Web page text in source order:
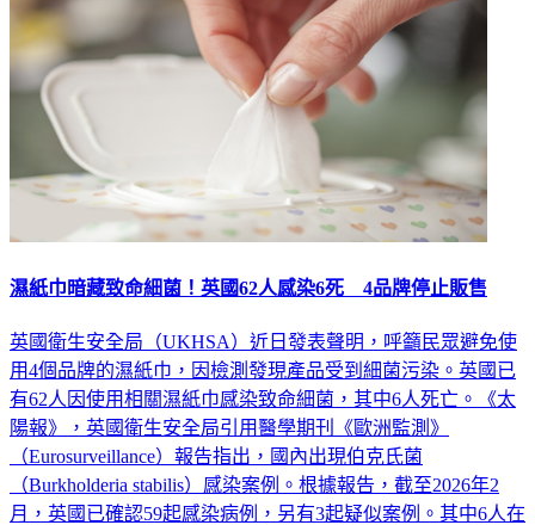
濕紙巾暗藏致命細菌！英國62人感染6死 4品牌停止販售
英國衛生安全局（UKHSA）近日發表聲明，呼籲民眾避免使
用4個品牌的濕紙巾，因檢測發現產品受到細菌污染。英國已
有62人因使用相關濕紙巾感染致命細菌，其中6人死亡。《太
陽報》，英國衛生安全局引用醫學期刊《歐洲監測》
（Eurosurveillance）報告指出，國內出現伯克氏菌
（Burkholderia stabilis）感染案例。根據報告，截至2026年2
月，英國已確認59起感染病例，另有3起疑似案例。其中6人在